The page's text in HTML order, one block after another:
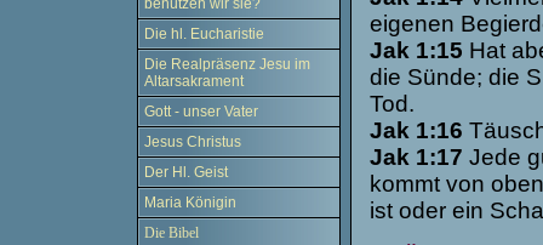
benützen wir sie?
Die hl. Eucharistie
Die Realpräsenz Jesu im
Altarsakrament
Gott - unser Vater
Jesus Christus
Der Hl. Geist
Maria Königin
Die Bibel
eigenen
Jak 1:15 Hat
die Sünde; die
Tod.
Jak 1:16
Jak 1:17 Jede
kommt von
ist oder ein